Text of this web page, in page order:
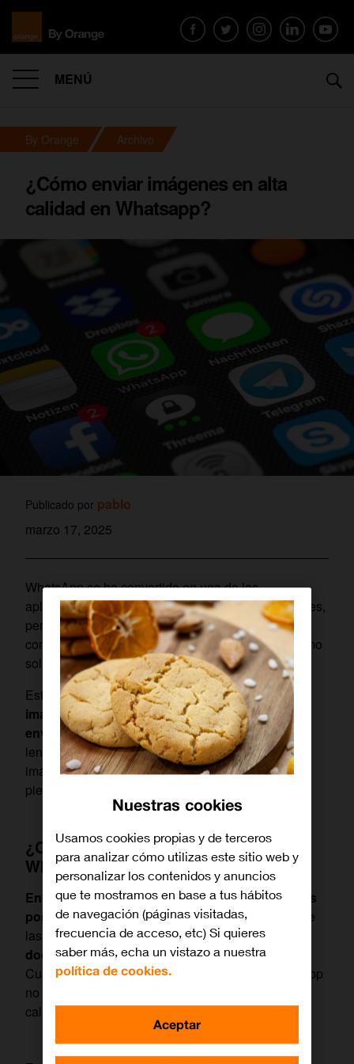
MENÚ
By Orange Archivo
¿Cómo enviar imágenes en alta
calidad en Whatsapp?
Publicado por pablo
marzo 17, 2025
WhatsApp se ha convertido en una de las
aplicaciones más utilizadas para compartir imágenes,
pero muchos usuarios se enfrentan a un problema
común:la pérdida de calidadal enviar fotos. ¿Cómo
solucionarlo?
Esto ocurre porquela plataforma comprime las
imágenes para reducir su tamaño y facilitar su
envío , especialmente en conexiones de internet
lentas. Sin embargo, existen formas de enviar
imágenes de alta calidad en WhatsApp sin que
pierdan nitidez o detalle.
¿Cómo puedo enviar fotos por
WhatsApp sin que pierdan calidad?
Enviar imágenes de alta calidad en WhatsApp es
posible si utilizas las opciones correctas.
Una de
las formas más efectivas es enviar las fotos como
documentoen lugar de como imagen normal.
Cuando envías una foto como documento, WhatsApp
no la comprime, lo que permite que llegue en su
calidad original.
Nuestras cookies
Usamos cookies propias y de terceros
para analizar cómo utilizas este sitio web y
personalizar los contenidos y anuncios
que te mostramos en base a tus hábitos
de navegación (páginas visitadas,
frecuencia de acceso, etc) Si quieres
saber más, echa un vistazo a nuestra
política de cookies.
Aceptar